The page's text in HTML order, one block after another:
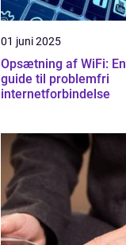
01 juni 2025
Opsætning af WiFi: En
guide til problemfri
internetforbindelse